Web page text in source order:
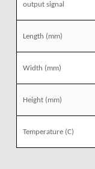
output signal
Length (mm)
Width (mm)
Height(mm)
Temperature (C)